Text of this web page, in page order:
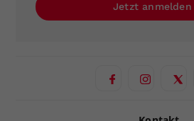
Jetzt anmelden